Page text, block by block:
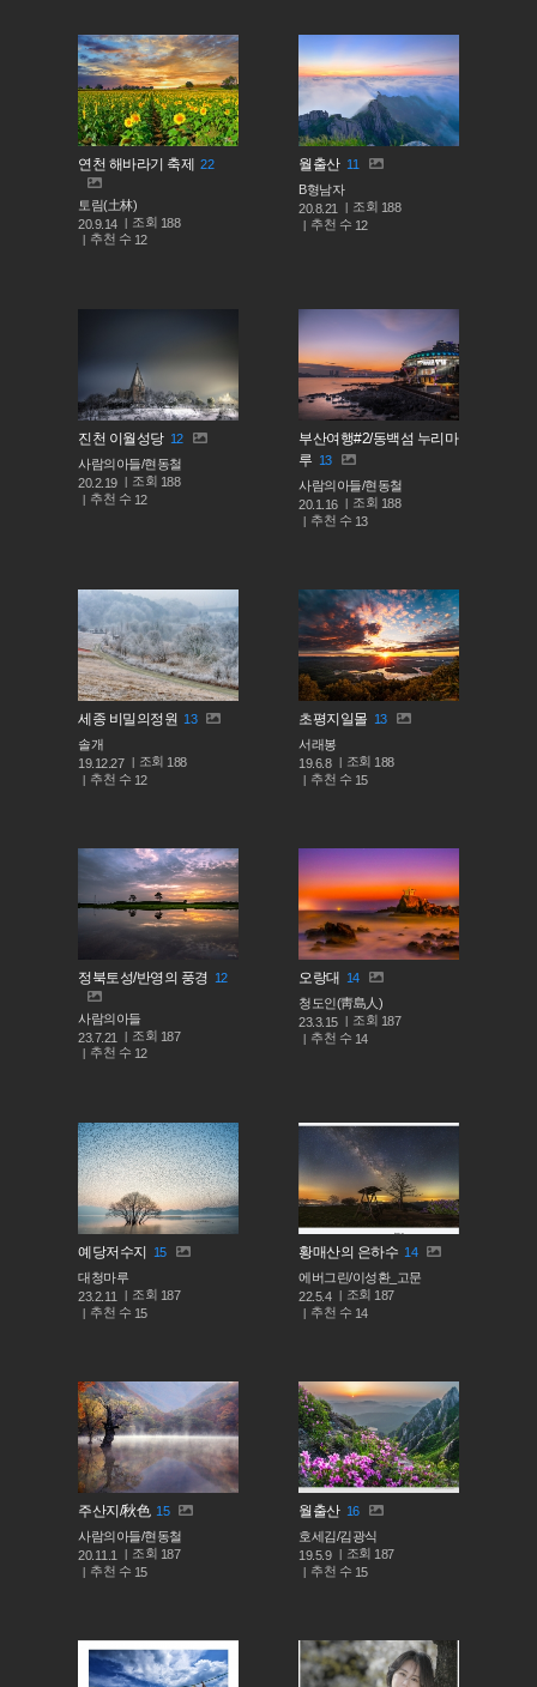
연천 해바라기 축제 22
토림(土林)
20.9.14
조회 188
추천 수 12
월출산 11
B형남자
20.8.21
조회 188
추천 수 12
진천 이월성당 12
사람의아들/현동철
20.2.19
조회 188
추천 수 12
부산여행#2/동백섬 누리마
루 13
사람의아들/현동철
20.1.16
조회 188
추천 수 13
세종 비밀의정원 13
솔개
19.12.27
조회 188
추천 수 12
초평지일몰 13
서래봉
19.6.8
조회 188
추천 수 15
정북토성/반영의 풍경 12
사람의아들
23.7.21
조회 187
추천 수 12
오랑대
14
청도인(靑島人)
23.3.15
조회 187
추천 수 14
예당저수지
15
대청마루
23.2.11
조회 187
추천 수 15
황매산의 은하수 14
에버그린/이성환_고문
22.5.4
조회 187
추천 수 14
주산지/秋色 15
사람의아들/현동철
20.11.1
조회 187
추천 수 15
월출산 16
호세김/김광식
19.5.9
조회 187
추천 수 15